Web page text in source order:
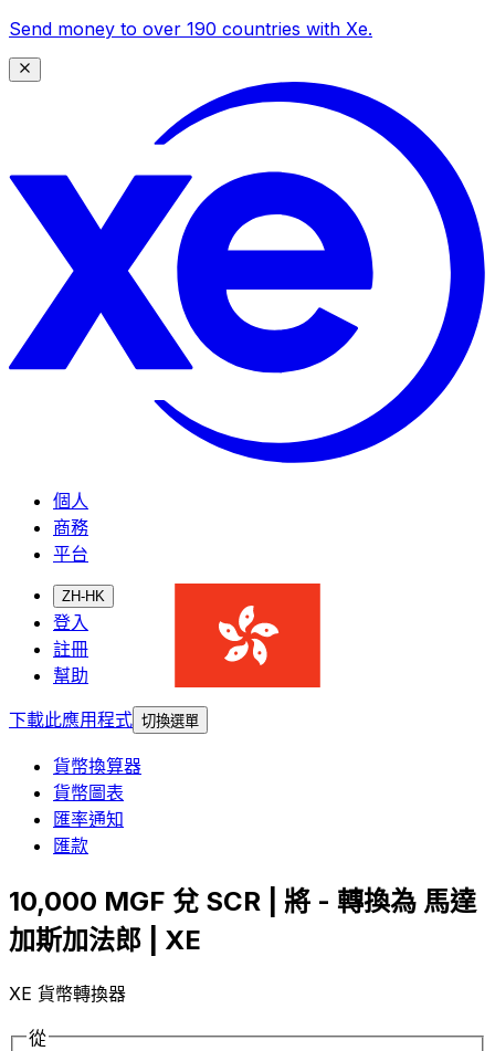
Send money to over 190 countries with Xe.
個人
商務
平台
ZH-HK
登入
註冊
幫助
下載此應用程式 切換選單
貨幣換算器
貨幣圖表
匯率通知
匯款
10,000 MGF 兌 SCR | 將 - 轉換為 馬達
加斯加法郎 | XE
XE 貨幣轉換器
從